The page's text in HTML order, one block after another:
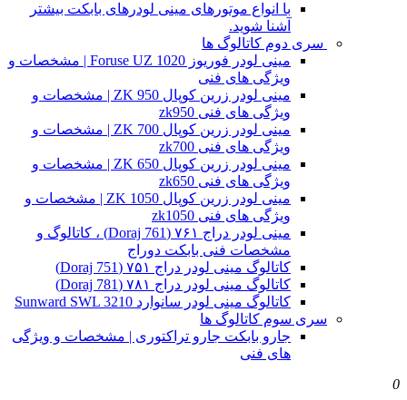
با انواع موتورهای مینی لودرهای بابکت بیشتر
آشنا شوید.
سری دوم کاتالوگ ها
مینی لودر فوریوز Foruse UZ 1020 | مشخصات و
ویژگی های فنی
مینی لودر زرین کوپال ZK 950 | مشخصات و
ویژگی های فنی zk950
مینی لودر زرین کوپال ZK 700 | مشخصات و
ویژگی های فنی zk700
مینی لودر زرین کوپال ZK 650 | مشخصات و
ویژگی های فنی zk650
مینی لودر زرین کوپال ZK 1050 | مشخصات و
ویژگی های فنی zk1050
مینی لودر دراج ۷۶۱ (Doraj 761) ، کاتالوگ و
مشخصات فنی بابکت دوراج
کاتالوگ مینی لودر دراج ۷۵۱ (Doraj 751)
کاتالوگ مینی لودر دراج ۷۸۱ (Doraj 781)
کاتالوگ مینی لودر سانوارد Sunward SWL 3210
سری سوم کاتالوگ ها
جارو بابکت جارو تراکتوری | مشخصات و ویژگی
های فنی
0